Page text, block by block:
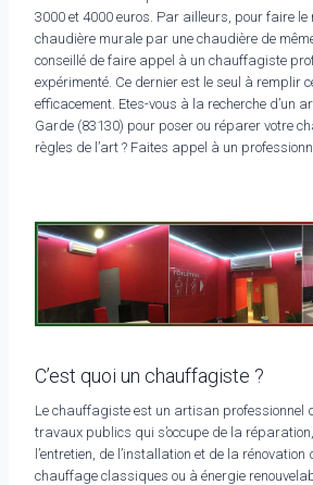
3000 et 4000 euros. Par ailleurs, pour faire le
chaudière murale par une chaudière de
conseillé de faire appel à un chauffagiste
expérimenté. Ce dernier est le seul à remplir
efficacement. Etes-vous à la recherche d’un
Garde (83130) pour poser ou réparer votre
règles de l’art ? Faites appel à un
C’est quoi un chauffagiste ?
Le chauffagiste est un artisan professionnel
travaux publics qui s’occupe de la
l’entretien, de l’installation et de la rénovation
chauffage classiques ou à énergie